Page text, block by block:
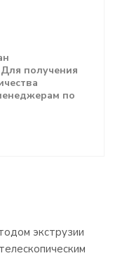
получения
по
экструзии